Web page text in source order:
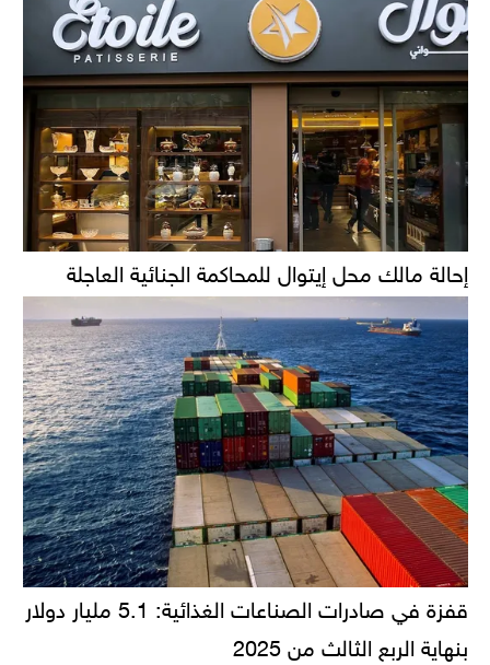
إحالة مالك محل إيتوال للمحاكمة الجنائية العاجلة
قفزة في صادرات الصناعات الغذائية: 5.1 مليار دولار
بنهاية الربع الثالث من 2025